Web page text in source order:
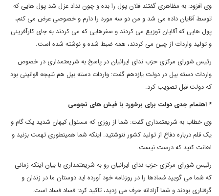
وی افزود: به مظاهری گفتند فلان پول را بده و چون نداد عزل شد پول هایی که
توسط آقایان داده می شد و من دو سه مورد را دارم و خصوصی عرض می کنم،
پول هایی که آقایان توزیع می کردند و سفرهایی که می کردند به جای کارآفرینی
و تولید واردات از چین می کردند، همه ضبط شده و نوشته شده است.
رئیس شورای مرکزی حزب ندای ایرانیان در پاسخ به شریعتمداری در خصوص
واردات دسته بیل در دولت یازدهم گفت: واردات دسته بیل هم نتیجه قوانینی بود
که دولت قبل تصویب کرد.
* اهتمام جدی دولت برای برخورد با فیش های نجومی
وی خطاب به شریعتمداری گفت: شما از روزی که مسئول کیهان شدید یک گام و
یک قلم درباره دفاع از تولید کشور ننوشتید. اینکه شما همینطوری تهمت بزنید و
اهانت کنید که درست نیست.
رئیس شورای مرکزی حزب ندای ایرانیان رو به شریعتمداری با بیان اینکه زمانی
که شما می گویید فسادها را در روزنامه خود آورده اید دوستان ما در زندان و
گرفتاری بودند و شما آزادانه حرف می زدید، تاکید کرد: فساد فساد است.